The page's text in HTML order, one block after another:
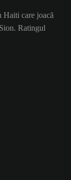
Haiti care joacă
Ratingul